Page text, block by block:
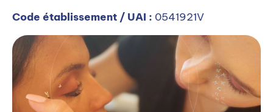
Code établissement / UAI : 0541921V